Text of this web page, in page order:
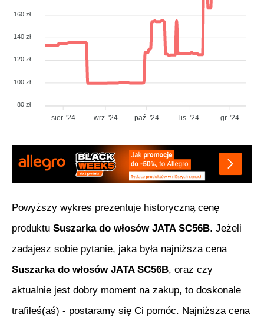
160 zł
140 zł
120 zł
100 zł
80 zł
sier. '24 wrz. '24 paź. '24 lis. '24 gr. '24
Powyższy wykres prezentuje historyczną cenę
produktu Suszarka do włosów JATA SC56B. Jeżeli
zadajesz sobie pytanie, jaka była najniższa cena
Suszarka do włosów JATA SC56B, oraz czy
aktualnie jest dobry moment na zakup, to doskonale
trafiłeś(aś) - postaramy się Ci pomóc. Najniższa cena